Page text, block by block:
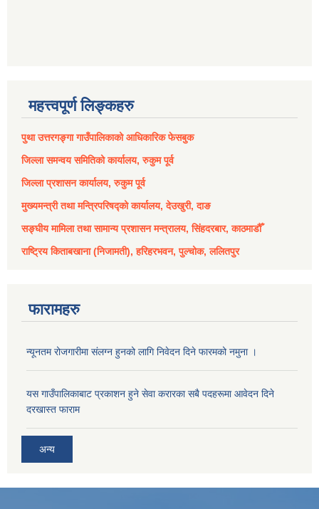
महत्त्वपूर्ण लिङ्कहरु
पुथा उत्तरगङ्गा गाउँपालिकाको आधिकारिक फेसबुक
जिल्ला समन्वय समितिको कार्यालय, रुकुम पूर्व
जिल्ला प्रशासन कार्यालय, रुकुम पूर्व
मुख्यमन्त्री तथा मन्त्रिपरिषद्को कार्यालय, देउखुरी, दाङ
सङ्घीय मामिला तथा सामान्य प्रशासन मन्त्रालय, सिंहदरबार, काठमाडौँ
राष्ट्रिय किताबखाना (निजामती), हरिहरभवन, पुल्चोक, ललितपुर
फारामहरु
न्यूनतम रोजगारीमा संलग्न हुनको लागि निवेदन दिने फारमको नमुना ।
यस गाउँपालिकाबाट प्रकाशन हुने सेवा करारका सबै पदहरूमा आवेदन दिने
दरखास्त फाराम
अन्य